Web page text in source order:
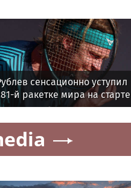
сенсационно уступил
й ракетке мира на старте